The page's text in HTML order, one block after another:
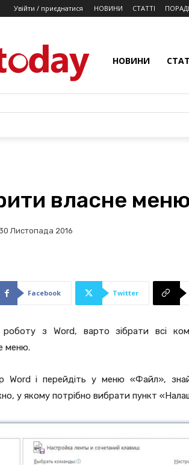
Увійти / приєднатися НОВИНИ СТАТТІ
НОВИНИ
власне
Листопада 2016
Facebook Twitter
з Word, варто зібрати всі
меню.
Word і перейдіть у меню «Файл»,
у якому потрібно вибрати пункт